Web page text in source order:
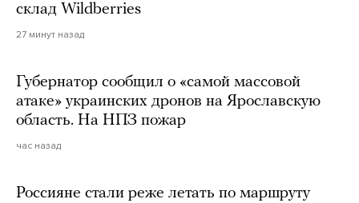
склад Wildberries
27 минут назад
Губернатор сообщил о «самой массовой
атаке» украинских дронов на Ярославскую
область. На НПЗ пожар
час назад
Россияне стали реже летать по маршруту